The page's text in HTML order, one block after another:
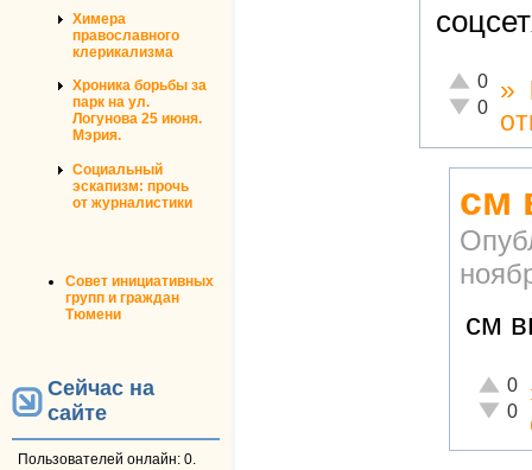
Химера
православного
клерикализма
Хроника борьбы за
парк на ул.
Логунова 25 июня.
Мэрия.
Социальный
эскапизм: прочь
от журналистики
Совет инициативных
групп и граждан
Тюмени
Сейчас на
сайте
Пользователей онлайн: 0.
Отлично!
0
0
»
см
см
0
0